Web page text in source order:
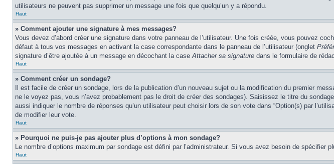
utilisateurs ne peuvent pas supprimer un message une fois que quelqu’un y a répondu.
Haut
» Comment ajouter une signature à mes messages?
Vous devez d’abord créer une signature dans votre panneau de l’utilisateur. Une fois créée, vous pouvez
défaut à tous vos messages en activant la case correspondante dans le panneau de l’utilisateur (onglet
signature d’être ajoutée à un message en décochant la caseAttacher sa signature dans le formulaire de
Haut
» Comment créer un sondage?
Il est facile de créer un sondage, lors de la publication d’un nouveau sujet ou la modification du premier
ne le voyez pas, vous n’avez probablement pas le droit de créer des sondages). Saisissez le titre du
aussi indiquer le nombre de réponses qu’un utilisateur peut choisir lors de son vote dans “Option(s) par
de modifier leur vote.
Haut
» Pourquoi ne puis-je pas ajouter plus d’options à mon sondage?
Le nombre d’options maximum par sondage est défini par l’administrateur. Si vous avez besoin de spécifier
Haut